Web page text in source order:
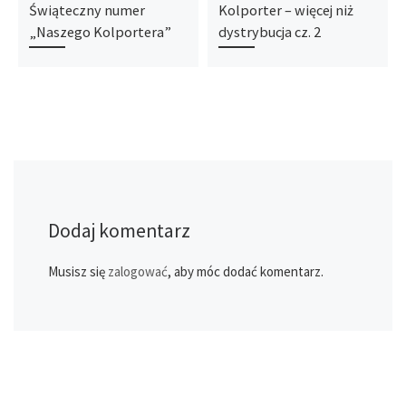
Świąteczny numer
„Naszego Kolportera”
Kolporter – więcej niż
dystrybucja cz. 2
Dodaj komentarz
Musisz się zalogować, aby móc dodać komentarz.